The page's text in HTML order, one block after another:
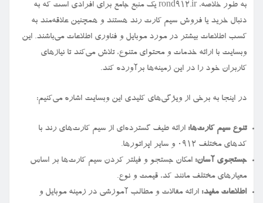
به طور خلاصه، rond912.ir یک منبع جامع برای افرادی است که به
دنبال خرید یا فروش سیم کارت رند هستند و همچنین علاقه‌مند به
کسب اطلاعات بیشتر در مورد موبایل و فناوری اطلاعات می‌باشند. این
وبسایت با ارائه خدمات و محتوای متنوع، تلاش می‌کند تا نیازهای
کاربران خود را در این زمینه‌ها برآورده کند.
در اینجا به برخی از ویژگی‌های کلیدی این وبسایت اشاره می‌کنیم:
تنوع سیم کارت‌ها: ارائه طیف گسترده‌ای از سیم کارت‌های رند با
کدهای مختلف ۰۹۱۲ و سایر اپراتورها.
جستجوی آسان: امکان جستجو و فیلتر کردن سیم کارت‌ها بر اساس
معیارهای مختلف مانند کد، قیمت و نوع.
اطلاعات مفید: ارائه مقالات و مطالب آموزشی در زمینه موبایل و